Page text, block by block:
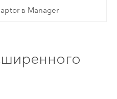
в Manager